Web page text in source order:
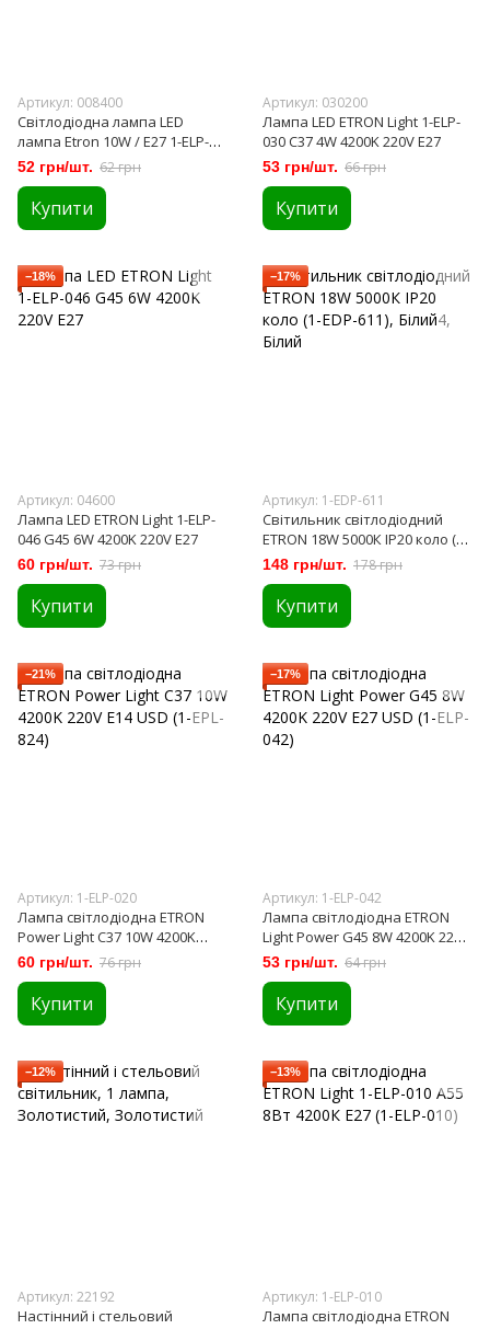
Артикул: 008400
Світлодіодна лампа LED
лампа Etron 10W / E27 1-ELP-
008 A60 10W 4200K E27
52 грн/шт. 62 грн
Купити
Артикул: 030200
Лампа LED ETRON Light 1-ELP-
030 C37 4W 4200K 220V E27
53 грн/шт. 66 грн
Купити
−18%
Артикул: 04600
Лампа LED ETRON Light 1-ELP-
046 G45 6W 4200K 220V E27
60 грн/шт. 73 грн
Купити
−17%
Артикул: 1-EDP-611
Cвітильник cвітлодіодний
ETRON 18W 5000К ІР20 коло (1-
EDP-611)
148 грн/шт. 178 грн
Купити
−21%
Артикул: 1-ELP-020
Лампа світлодіодна ETRON
Power Light C37 10W 4200K
220V E14 USD (1-EPL-824)
60 грн/шт. 76 грн
Купити
−17%
Артикул: 1-ELP-042
Лампа світлодіодна ETRON
Light Power G45 8W 4200K 220V
E27 USD (1-ELP-042)
53 грн/шт. 64 грн
Купити
−12%
Артикул: 22192
Настінний і стельовий
−13%
Артикул: 1-ELP-010
Лампа світлодіодна ETRON